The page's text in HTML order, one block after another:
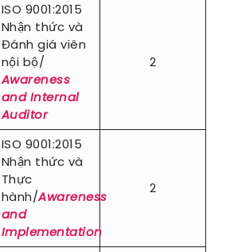
ISO 9001:2015
Nhận thức và
Đánh giá viên
nội bộ/
Awareness
and Internal
Auditor
2
ISO 9001:2015
Nhận thức và
Thực
hành/Awareness
and
Implementation
2